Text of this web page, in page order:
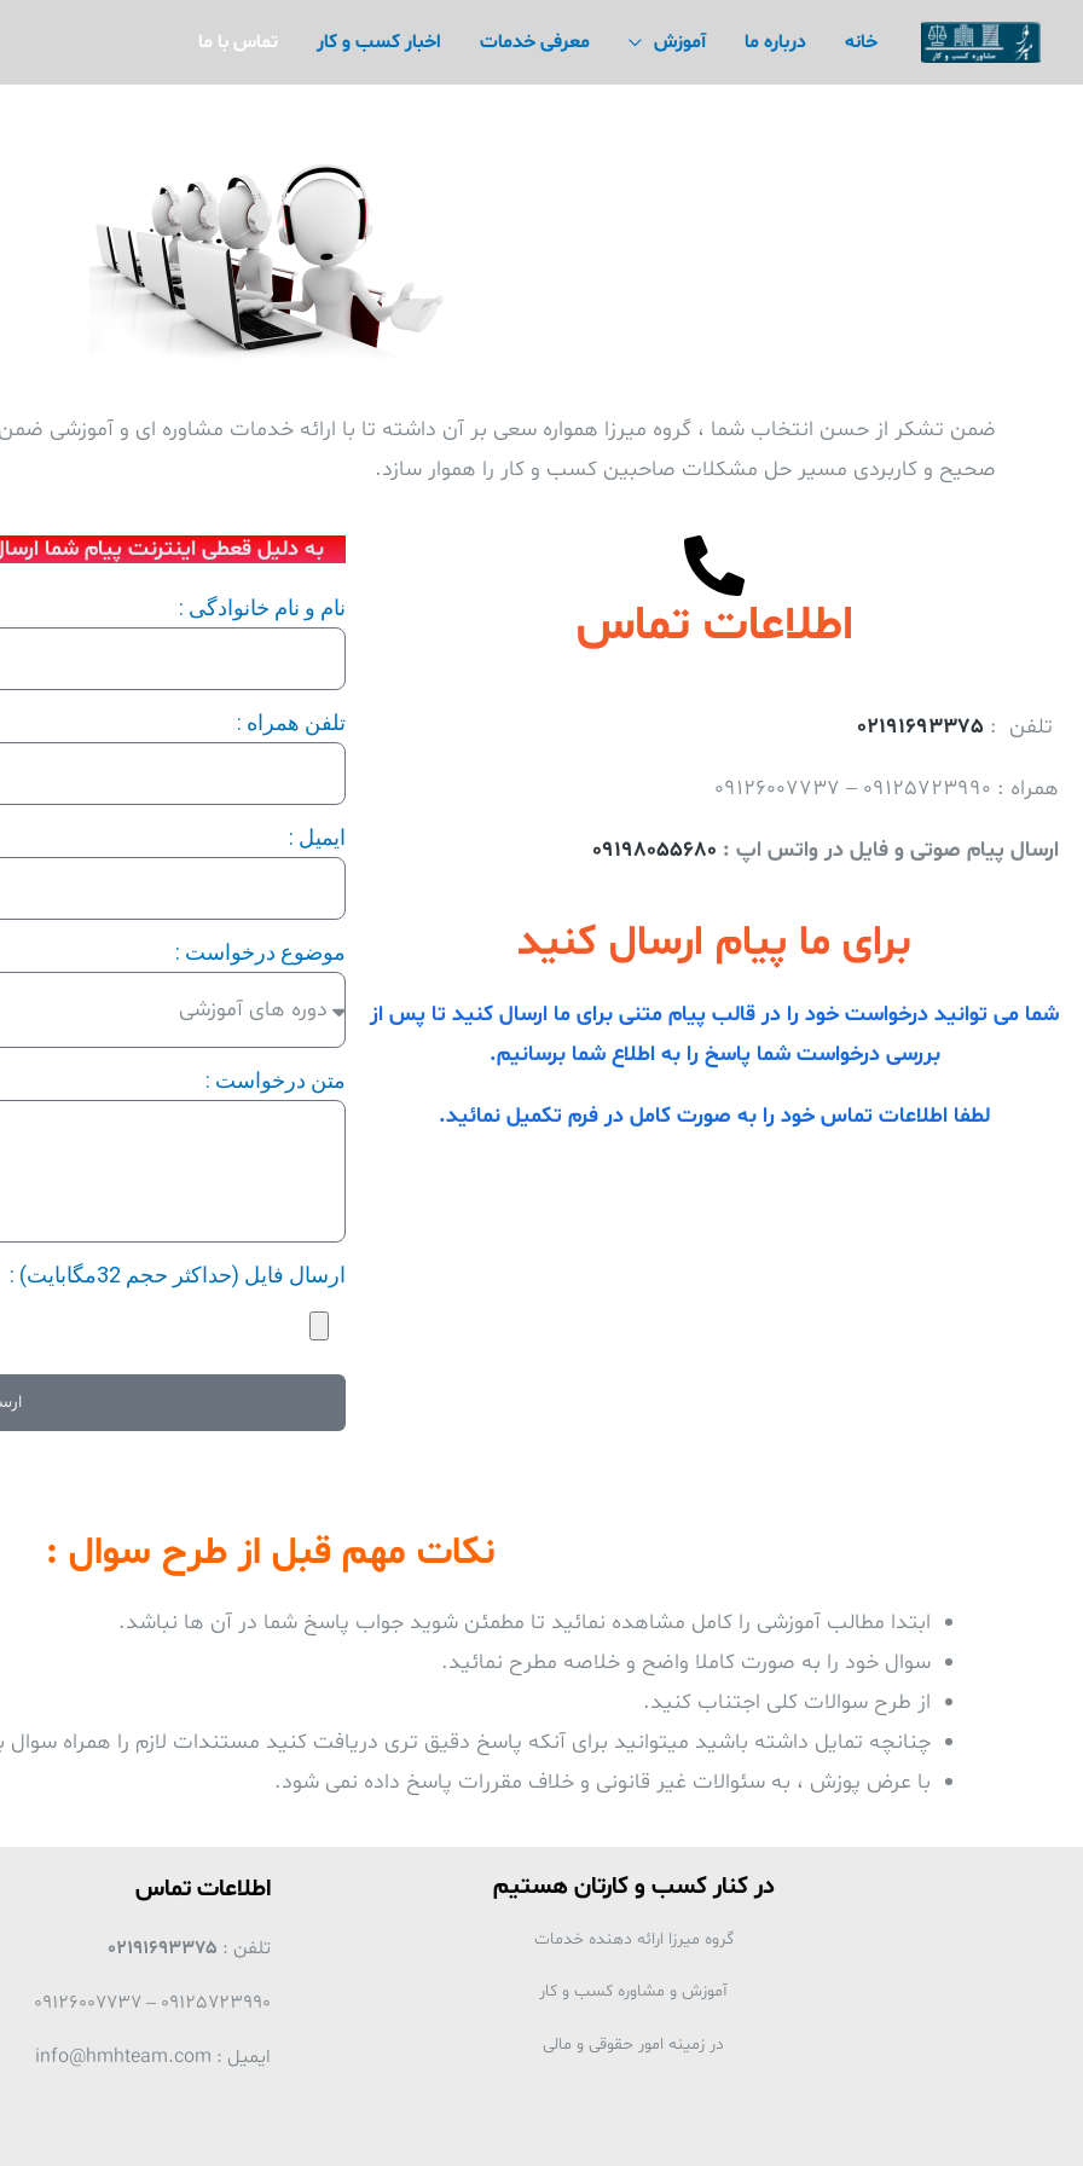
خانه درباره ما آموزش معرفی خدمات اخبار کسب و کار تماس با ما
ضمن تشکر از حسن انتخاب شما ، گروه میرزا همواره سعی بر آن داشته تا با ارائه خدمات مشاوره ای و آموزشی ضمن
صحیح و کاربردی مسیر حل مشکلات صاحبین کسب و کار را هموار سازد.
اطلاعات تماس
تلفن : 02191693375
همراه : 09125723990 – 09126007737
ارسال پیام صوتی و فایل در واتس اپ : 09198055680
برای ما پیام ارسال کنید
شما می توانید درخواست خود را در قالب پیام متنی برای ما ارسال کنید تا پس از
بررسی درخواست شما پاسخ را به اطلاع شما برسانیم.
لطفا اطلاعات تماس خود را به صورت کامل در فرم تکمیل نمائید.
به دلیل قعطی اینترنت پیام شما
نام و نام خانوادگی :
تلفن همراه :
ایمیل :
موضوع درخواست :
متن درخواست :
ارسال فایل (حداکثر حجم 32مگابایت) :
نکات مهم قبل از طرح سوال :
ابتدا مطالب آموزشی را کامل مشاهده نمائید تا مطمئن شوید جواب پاسخ شما در آن ها نباشد.
سوال خود را به صورت کاملا واضح و خلاصه مطرح نمائید.
از طرح سوالات کلی اجتناب کنید.
چنانچه تمایل داشته باشید میتوانید برای آنکه پاسخ دقیق تری دریافت کنید مستندات لازم را همراه سوال
با عرض پوزش ، به سئوالات غیر قانونی و خلاف مقررات پاسخ داده نمی شود.
در کنار کسب و کارتان هستیم
گروه میرزا ارائه دهنده خدمات
آموزش و مشاوره کسب و کار
در زمینه امور حقوقی و مالی
اطلاعات تماس
تلفن : 02191693375
09125723990 – 09126007737
ایمیل : info@hmhteam.com